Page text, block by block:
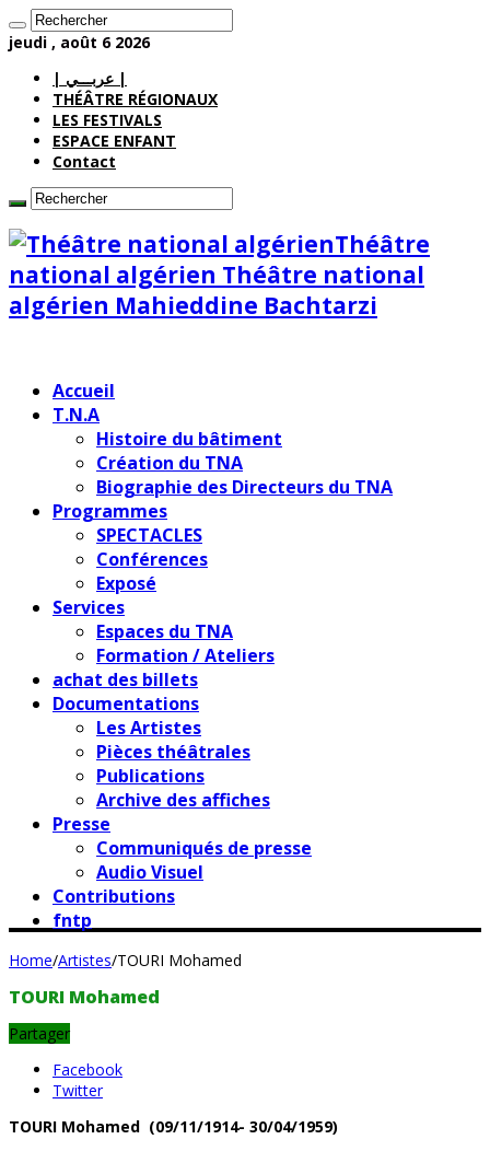
jeudi , août 6 2026
| عربـــي |
THÉÂTRE RÉGIONAUX
LES FESTIVALS
ESPACE ENFANT
Contact
Théâtre
national algérien Théâtre national
algérien Mahieddine Bachtarzi
Accueil
T.N.A
Histoire du bâtiment
Création du TNA
Biographie des Directeurs du TNA
Programmes
SPECTACLES
Conférences
Exposé
Services
Espaces du TNA
Formation / Ateliers
achat des billets
Documentations
Les Artistes
Pièces théâtrales
Publications
Archive des affiches
Presse
Communiqués de presse
Audio Visuel
Contributions
fntp
Home/Artistes/TOURI Mohamed
TOURI Mohamed
Partager
Facebook
Twitter
TOURI Mohamed (09/11/1914- 30/04/1959)